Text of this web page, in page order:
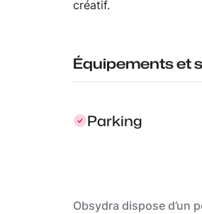
créatif.
Équipements et
Parking
Obsydra dispose d’un